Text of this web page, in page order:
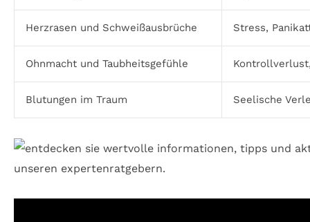
Herzrasen und Schweißausbrüche Stress,
Ohnmacht und Taubheitsgefühle
Blutungen im Traum Seelische